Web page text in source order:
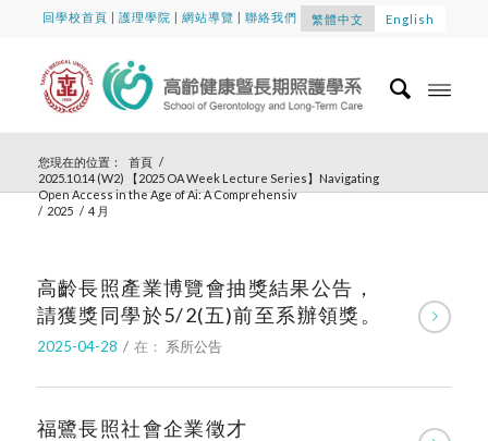
回學校首頁 |護理學院 |網站導覽 | 聯絡我們 繁體中文 English
您現在的位置： 首頁 /
2025.10.14 (W2) 【2025 OA Week Lecture Series】Navigating
Open Access in the Age of Ai: A Comprehensiv
/ 2025 / 4 月
高齡長照產業博覽會抽獎結果公告，
請獲獎同學於5/2(五)前至系辦領獎。
2025-04-28 / 在： 系所公告
福鷺長照社會企業徵才